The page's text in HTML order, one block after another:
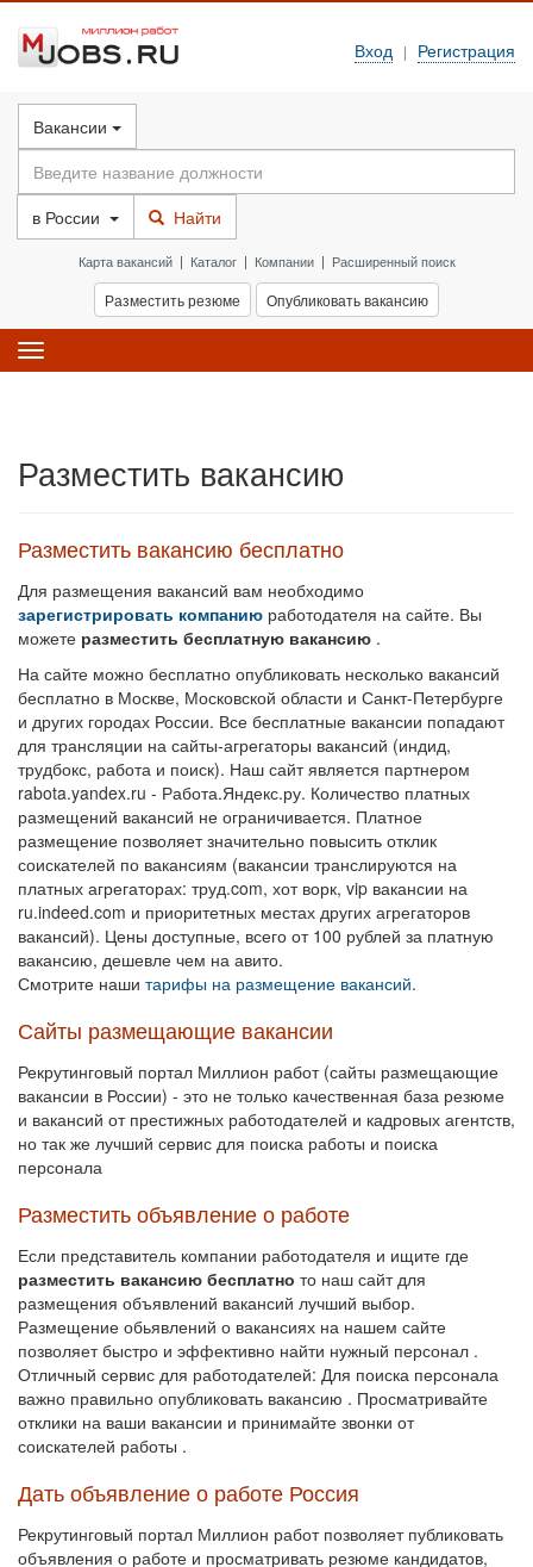
Вход | Регистрация
Вакансии
в России Найти
Карта вакансий| Каталог| Компании| Расширенный поиск
Разместить резюме Опубликовать вакансию
Toggle
navigation
Разместить вакансию
Разместить вакансию бесплатно
Для размещения вакансий вам необходимо
зарегистрировать компанию работодателя на сайте. Вы
можете разместить бесплатную вакансию .
На сайте можно бесплатно опубликовать несколько вакансий
бесплатно в Москве, Московской области и Санкт-Петербурге
и других городах России. Все бесплатные вакансии попадают
для трансляции на сайты-агрегаторы вакансий (индид,
трудбокс, работа и поиск). Наш сайт является партнером
rabota.yandex.ru - Работа.Яндекс.ру. Количество платных
размещений вакансий не ограничивается. Платное
размещение позволяет значительно повысить отклик
соискателей по вакансиям (вакансии транслируются на
платных агрегаторах: труд.com, хот ворк, vip вакансии на
ru.indeed.com и приоритетных местах других агрегаторов
вакансий). Цены доступные, всего от 100 рублей за платную
вакансию, дешевле чем на авито.
Смотрите наши тарифы на размещение вакансий.
Сайты размещающие вакансии
Рекрутинговый портал Миллион работ (сайты размещающие
вакансии в России) - это не только качественная база резюме
и вакансий от престижных работодателей и кадровых агентств,
но так же лучший сервис для поиска работы и поиска
персонала
Разместить объявление о работе
Если представитель компании работодателя и ищите где
разместить вакансию бесплатно то наш сайт для
размещения объявлений вакансий лучший выбор.
Размещение обьявлений о вакансиях на нашем сайте
позволяет быстро и эффективно найти нужный персонал .
Отличный сервис для работодателей: Для поиска персонала
важно правильно опубликовать вакансию . Просматривайте
отклики на ваши вакансии и принимайте звонки от
соискателей работы .
Дать объявление о работе Россия
Рекрутинговый портал Миллион работ позволяет публиковать
объявления о работе и просматривать резюме кандидатов,